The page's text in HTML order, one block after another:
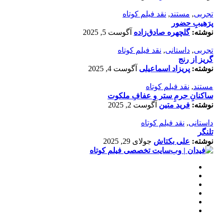
تجربی, مستند, نقد فیلم کوتاه
پرَهیب‌ِ حضور
نوشته:گلچهره صادق‌زاده آگوست 5, 2025
تجربی, داستانی, نقد فیلم کوتاه
گریز از رنج
نوشته: پریزاد اسماعیلی آگوست 4, 2025
مستند, نقد فیلم کوتاه
ساکنانِ حرمِ ستر و عفافِ ملکوت
نوشته: فرید متین آگوست 2, 2025
داستانی, نقد فیلم کوتاه
تلنگر
نوشته: علی بکتاش جولای 29, 2025